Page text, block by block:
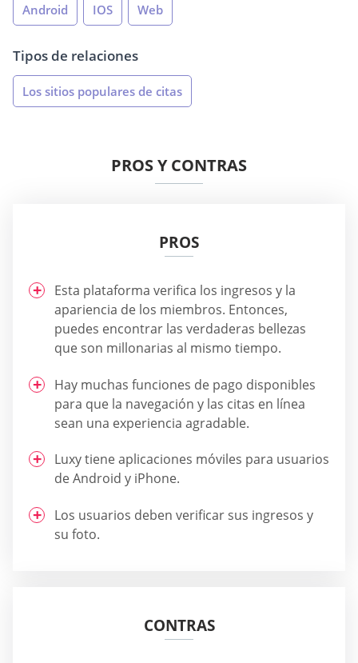
Android IOS Web
Tipos de relaciones
Los sitios populares de citas
PROS Y CONTRAS
PROS
Esta plataforma verifica los ingresos y la
apariencia de los miembros. Entonces,
puedes encontrar las verdaderas bellezas
que son millonarias al mismo tiempo.
Hay muchas funciones de pago disponibles
para que la navegación y las citas en línea
sean una experiencia agradable.
Luxy tiene aplicaciones móviles para usuarios
de Android y iPhone.
Los usuarios deben verificar sus ingresos y
su foto.
CONTRAS